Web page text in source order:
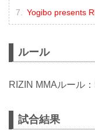
Yogibo presents
ルール
RIZIN MMAルール
試合結果